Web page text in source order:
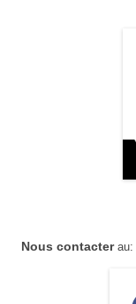
Nous contacterau: